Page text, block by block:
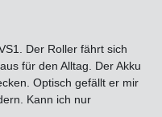
Der Roller fährt sich
für den Alltag. Der Akku
Optisch gefällt er mir
Kann ich nur